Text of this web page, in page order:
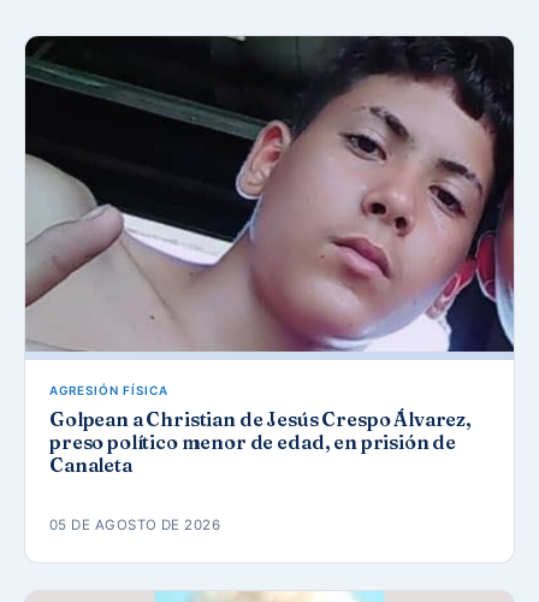
AGRESIÓN FÍSICA
Golpean a Christian de Jesús Crespo Álvarez,
preso político menor de edad, en prisión de
Canaleta
05 DE AGOSTO DE 2026